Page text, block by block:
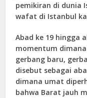
pemikiran di dunia
wafat di Istanbul
Abad ke 19 hingga
momentum
gerbang baru,
disebut sebagai
dimana umat
bahwa Barat jauh